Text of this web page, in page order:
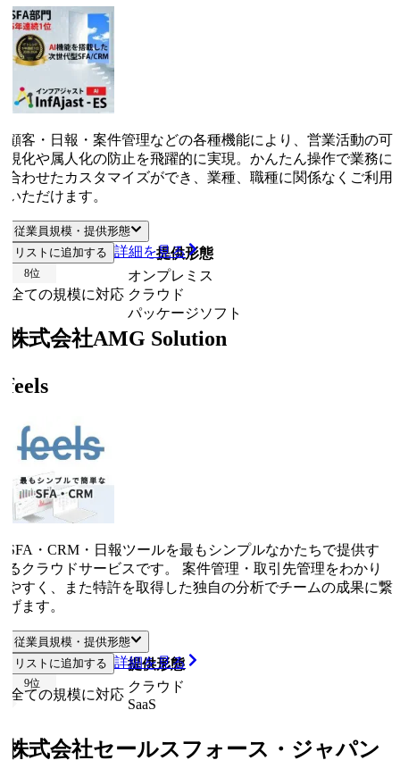
客・日報・案件管理などの各種機能により、営業活動の可
化や属人化の防止を飛躍的に実現。かんたん操作で業務に
わせたカスタマイズができ、業種、職種に関係なくご利用
ただけます。
従業員規模・提供形態
従業員規模 提供形態
ての規模に対応
オンプレミス
クラウド
パッケージソフト
リストに追加する 詳細を見る
位
式会社AMG Solution
・CRM・日報ツールを最もシンプルなかたちで提供す
クラウドサービスです。 案件管理・取引先管理をわかり
すく、また特許を取得した独自の分析でチームの成果に繋
ます。
従業員規模・提供形態
従業員規模
提供形態
ての規模に対応
クラウド
SaaS
リストに追加する 詳細を見る
位
式会社セールスフォース・ジャパン